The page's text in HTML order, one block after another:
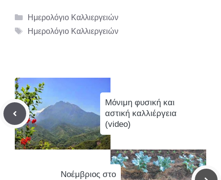
Κατηγορίες
Ημερολόγιο Καλλιεργειών
Ετικέτες
Ημερολόγιο Καλλιεργειών
Μόνιμη φυσική και
αστική καλλιέργεια
(video)
Νοέμβριος στο